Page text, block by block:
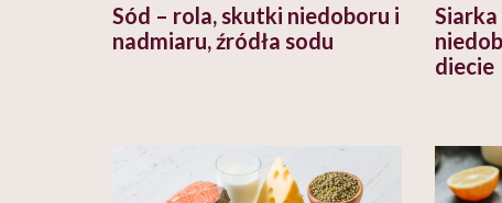
Sód – rola, skutki niedoboru i
nadmiaru, źródła sodu
Siarka
diecie